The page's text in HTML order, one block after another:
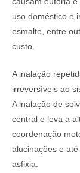
uso doméstico e
esmalte, entre
custo.
A inalação
irreversíveis ao
A inalação de
central e leva a
coordenação
alucinações e
asfixia.